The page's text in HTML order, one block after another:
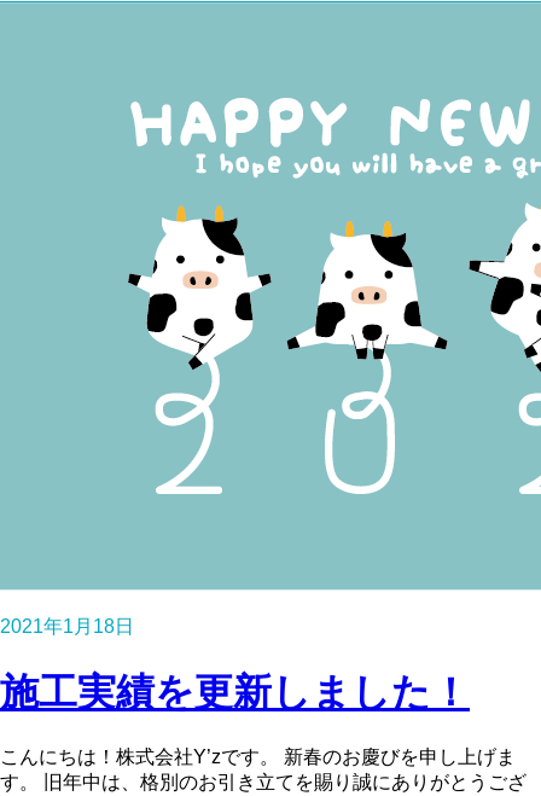
2021年1月18日
施工実績を更新しました！
こんにちは！株式会社Y’zです。 新春のお慶びを申し上げま
す。 旧年中は、格別のお引き立てを賜り誠にありがとうござ